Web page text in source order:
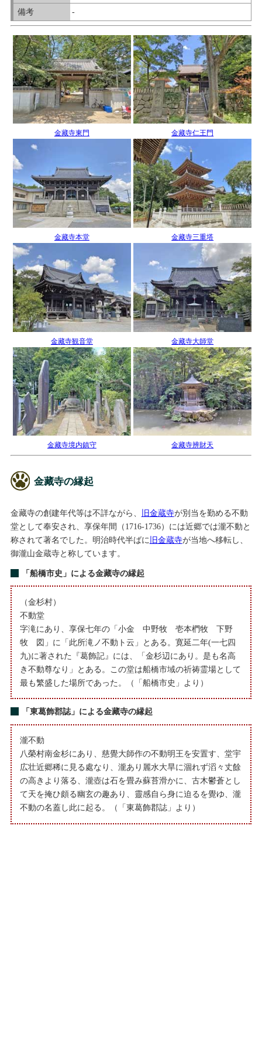
備考
-
金藏寺東門 金藏寺仁王門
金藏寺本堂 金藏寺三重塔
金藏寺観音堂 金藏寺大師堂
金藏寺境内鎮守 金藏寺辨財天
金藏寺の縁起
金藏寺の創建年代等は不詳ながら、 旧金蔵寺が別当を勤める不動
堂として奉安され、享保年間（1716-1736）には近郷では瀧不動と
称されて著名でした。明治時代半ばに 旧金蔵寺が当地へ移転し、
御瀧山金蔵寺と称しています。
「船橋市史」による金藏寺の縁起
（金杉村）
不動堂
字滝にあり、享保七年の「小金 中野牧 壱本椚牧 下野
牧 図」に「此所滝ノ不動ト云」とある。寛延二年(一七四
九)に著された『葛飾記』には、「金杉辺にあり。是も名高
き不動尊なり」とある。この堂は船橋市域の祈祷霊場として
最も繁盛した場所であった。（「船橋市史」より）
「東葛飾郡誌」による金藏寺の縁起
瀧不動
八榮村南金杉にあり、慈覺大師作の不動明王を安置す、堂宇
広壮近郷稀に見る處なり、瀧あり麗水大旱に涸れず滔々丈餘
の高きより落る、瀧壺は石を畳み蘇苔滑かに、古木鬱蒼とし
て天を掩ひ頗る幽玄の趣あり、靈感自ら身に迫るを覺ゆ、瀧
不動の名蓋し此に起る。（「東葛飾郡誌」より）